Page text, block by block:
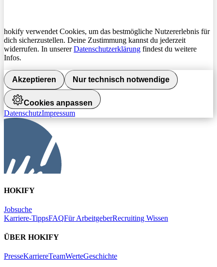
hokify verwendet Cookies, um das bestmögliche Nutzererlebnis für
dich sicherzustellen. Deine Zustimmung kannst du jederzeit
widerrufen. In unsererDatenschutzerklärung findest du weitere
Infos.
Akzeptieren Nur technisch notwendige
Cookies anpassen
DatenschutzImpressum
HOKIFY
Jobsuche
Karriere-TippsFAQFür ArbeitgeberRecruiting Wissen
ÜBER HOKIFY
PresseKarriereTeamWerteGeschichte